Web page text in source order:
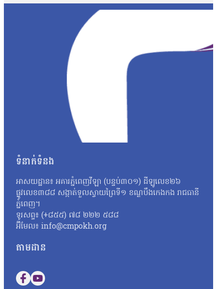
បង្ហោះព័ត៌មានដែលនិយាយថា ការបែកធ្លាយនូវវិញ្ញាសាគណិតវិទ្យា គឺជ
ក្របណ្ដាញសង្គមទាំងអស់ដើម្បីអាចប្រមូលភ័ស្តុតាងបានគ្រប់ជ្រុងជ្រ
វិញ្ញាសាដែលបានចេញប្រឡងពិតមែន ក៏ប៉ុន្តែគ្មានការបញ្ជាក់ណាមួយថ
ឃើញថា មានវិញ្ញាសាមួយចំនួនដែលបង្ហោះនៅលើបណ្ដាញសង្គមនោះគឺ
មកដល់ពេលនេះយើងនឹងព្យាយាមស្រាវជ្រាវបន្ថែមទៀត។ យើងក៏រង់
បែកធ្លាយវិញ្ញាសាប្រឡងនេះ មានលទ្ធភាពអាចកើតឡើងបានក្
កាលដែលអាចមានការបែកធ្លាយ យើងអាចគិតថា ក្នុងដំណាក់កាលនៃ
ក្រោយពេលប្រឡងតែម្ដង អ៊ីចឹងហើយបានជានៅក្នុងរបាយការណ៍យើង
របស់ អ.ប.ព.»។ ក៏ប៉ុន្តែលោក សយ ច័ន្ទវិចិត្រ អះអាងថារូបថតវិញ្ញ
វិច្ឆិកា អ្នកនាំពាក្យក្រសួងអប់រំ យុវជន និងកីឡា បានប្រាប់ថាក្រសួងអប់
នោះទេ។ អ្នកស្រីថា៖ «អ្វីដែលយើងរកឃើញបឋមហ្នឹងគឺមានន័យថា
បន្ថែមទៀតតាមរយៈធនធានដែលមាន ប៉ុន្តែរហូតមកដល់ពេលនេះមិនទ
នេះនឹងត្រូវទទួលទោសទណ្ឌទៅតាមវិធានដែលបានចែង។ ជុំវិញករណីន
ប្រឡងដែលបានខិតខំរៀនសូត្រអាចបាក់ទឹកចិត្ត។ តែយ៉ាងណា លោកសំណូ
ហើយហ្នឹង ខ្ញុំថាទោះយ៉ាងណាយើងត្រូវតែមានមទោនភាពចំពោះអ្វីដែល
ហើយបើថាឯកសារនោះមានការបែកធ្លាយមែន នោះក្រសួងគួរតែគិតថា
កម្ពុជាឯករាជ្យ អ្នកស្រី អ៊ុក ឆាយ៉ាវី ស្នើដល់ក្រសួងអប់រំ យុវជន និងកី
អ្នកស្រីថា៖ «ប្រសិនបើឃើញបែកធ្លាយវិញ្ញាសា ក្រសួងអប់រំក៏ដូចជាអង្
សូត្របានទេ គួរតែបញ្ជាក់វិញបញ្ជាក់ប្រាប់វិញថា អញ្ចេះអញ្ចោះវិញ
ប្រឡងសញ្ញាបត្រមធ្យមសិក្សាទុតិយភូមិ សម័យប្រឡង ២៨ សីហា ២០២
បេក្ខជនថ្នាក់វិទ្យាសាស្ត្រចំនួនជាង៤ម៉ឺននាក់ (៤០ ៦៧៨ នាក់) ស្ត្រី
ទំនាក់ទំនង
អាសយដ្ឋាន៖ អគារភ្នំពេញវីឡា (បន្ទប់៣០១) ដីឡូលេខ២៦
ផ្លូវលេខ៣៨៨ សង្កាត់ទួលស្វាយព្រៃទី១ ខណ្ឌបឹងកេងកង រាជធានី
ភ្នំពេញ។
ទូរសព្ទ៖ (+៨៥៥) ៧៨ ២២២ ៥៨៨
អ៊ីមែល៖ info@cmpokh.org
តាមដាន
Follow us on Facebook
Follow us on YouTube